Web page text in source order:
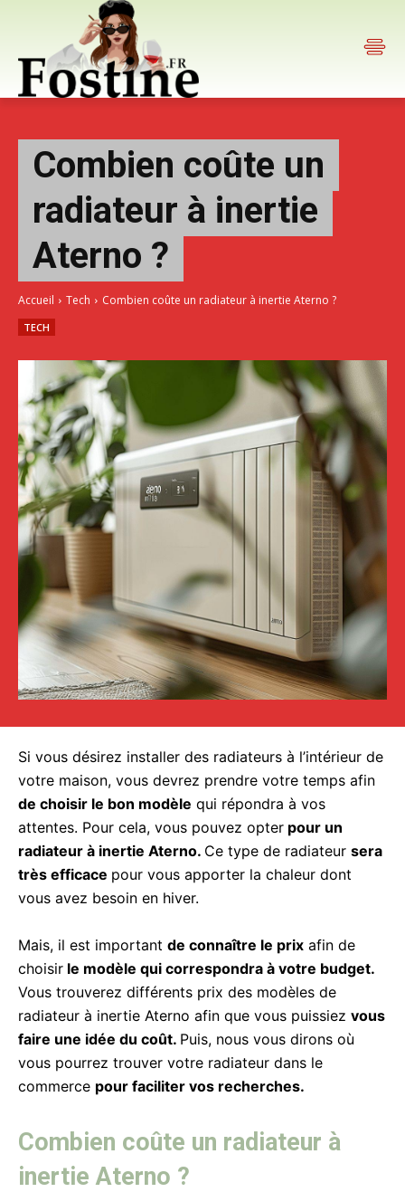
Combien coûte un
radiateur à inertie
Aterno ?
Accueil Tech Combien coûte un radiateur à inertie Aterno ?
TECH
Si vous désirez installer des radiateurs à l’intérieur de
votre maison, vous devrez prendre votre temps afin
de choisir le bon modèle qui répondra à vos
attentes. Pour cela, vous pouvez opter pour un
radiateur à inertie Aterno. Ce type de radiateur sera
très efficace pour vous apporter la chaleur dont
vous avez besoin en hiver.
Mais, il est important de connaître le prix afin de
choisir le modèle qui correspondra à votre budget.
Vous trouverez différents prix des modèles de
radiateur à inertie Aterno afin que vous puissiez vous
faire une idée du coût. Puis, nous vous dirons où
vous pourrez trouver votre radiateur dans le
commerce pour faciliter vos recherches.
Combien coûte un radiateur à
inertie Aterno ?